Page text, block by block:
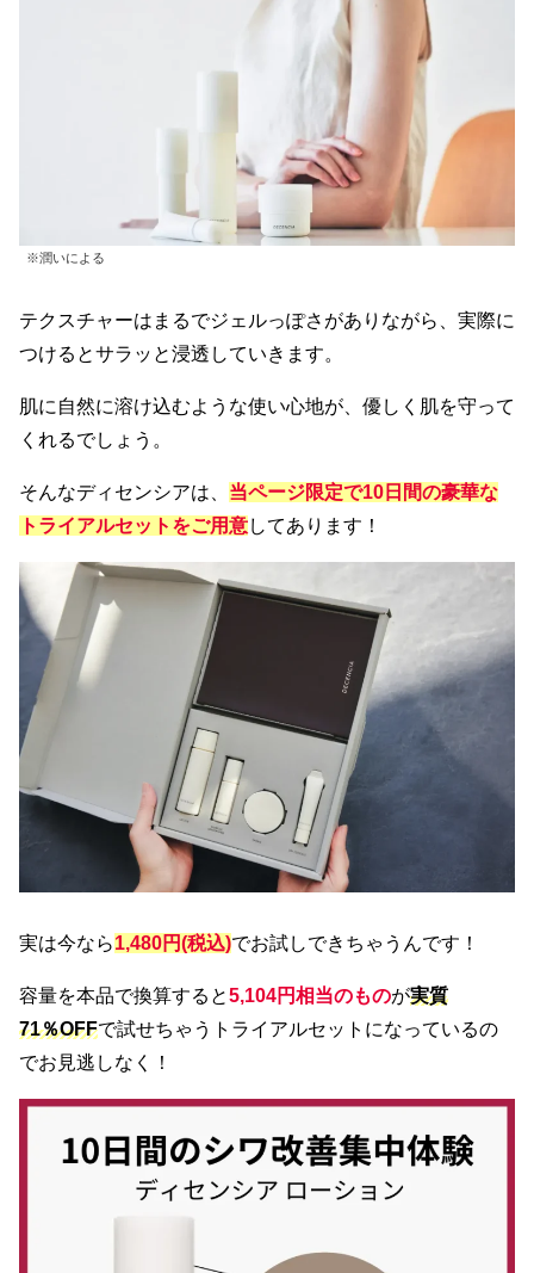
※潤いによる
テクスチャーはまるでジェルっぽさがありながら、実際に
つけるとサラッと浸透していきます。
肌に自然に溶け込むような使い心地が、優しく肌を守って
くれるでしょう。
そんなディセンシアは、 当ページ限定で10日間の豪華な
トライアルセットをご用意してあります！
実は今なら1,480円(税込)でお試しできちゃうんです！
容量を本品で換算すると5,104円相当のものが実質
71％OFFで試せちゃうトライアルセットになっているの
でお見逃しなく！